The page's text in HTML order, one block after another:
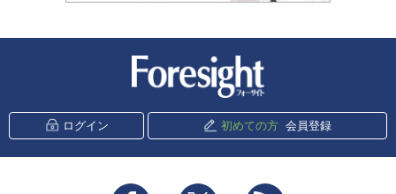
ログイン 初めての方 会員登録